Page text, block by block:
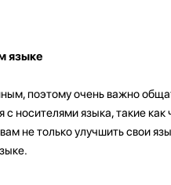
языке
поэтому очень важно
носителями языка, такие
не только улучшить свои